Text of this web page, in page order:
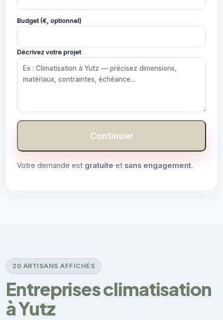
Budget (€, optionnel)
Décrivez votre projet
Continuer
Votre demande est gratuite et sans engagement.
20 ARTISANS AFFICHÉS
Entreprises climatisation
à Yutz